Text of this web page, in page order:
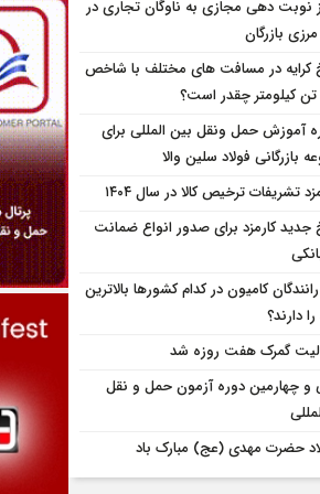
نوبت دهی مجازی به ناوگان تجاری در
مرزی بازرگان
کرایه در مسافت‌ های مختلف با شاخص
کیلومتر چقدر است؟
آموزش حمل ونقل بین المللی برای
بازرگانی فولاد سلین والا
تشریفات ترخیص کالا در سال ۱۴۰۴
جدید کارمزد برای صدور انواع ضمانت
کامیون در کدام کشورها بالاترین
دارند؟
گمرک هفت روزه شد
چهارمین دوره آزمون حمل و نقل
حضرت مهدی (عج) مبارک باد